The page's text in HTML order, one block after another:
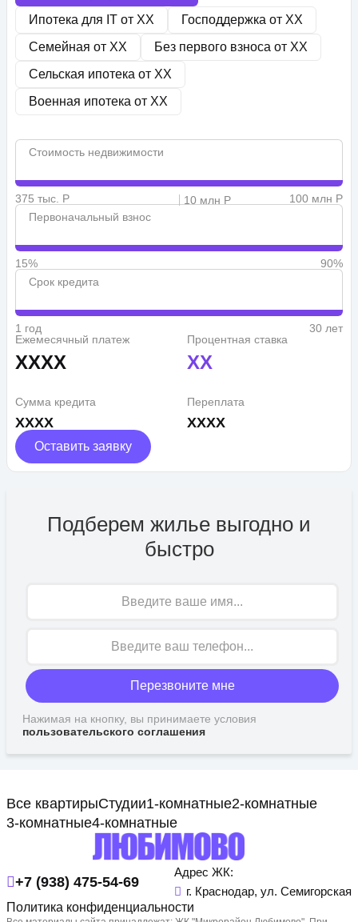
Ипотека для IT от XX Господдержка от XX
Семейная от XX Без первого взноса от XX
Сельская ипотека от XX
Военная ипотека от XX
Стоимость недвижимости
375 тыс. Р 10 млн Р
100 млн Р
Первоначальный взнос
15%
90%
Срок кредита
1 год
30 лет
Ежемесячный платеж
XXXX
Процентная ставка
XX
Сумма кредита
XXXX
Переплата
XXXX
Оставить заявку
Подберем жилье выгодно и
быстро
Перезвоните мне
Нажимая на кнопку, вы принимаете условия
пользовательского соглашения
Все квартирыСтудии1-комнатные2-комнатные
3-комнатные4-комнатные
Адрес ЖК:
г. Краснодар, ул. Семигорская
+7 (938) 475-54-69
Политика конфиденциальности